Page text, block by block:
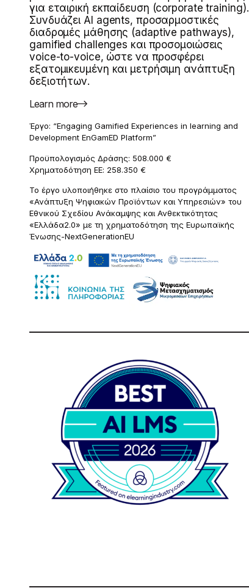
για εταιρική εκπαίδευση (corporate training).
Συνδυάζει AI agents, προσαρμοστικές
διαδρομές μάθησης (adaptive pathways),
gamified challenges και προσομοιώσεις
voice-to-voice, ώστε να προσφέρει
εξατομικευμένη και μετρήσιμη ανάπτυξη
δεξιοτήτων.
Learn more
Έργο: “Engaging Gamified Experiences in learning and
Development EnGamED Platform”
Προϋπολογισμός Δράσης: 508.000 €
Χρηματοδότηση ΕΕ: 258.350 €
Το έργο υλοποιήθηκε στο πλαίσιο του προγράμματος
«Ανάπτυξη Ψηφιακών Προϊόντων και Υπηρεσιών» του
Εθνικού Σχεδίου Ανάκαμψης και Ανθεκτικότητας
«Ελλάδα2.0» με τη χρηματοδότηση της Ευρωπαϊκής
Ένωσης-NextGenerationEU